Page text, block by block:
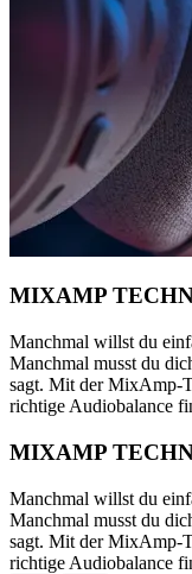
MIXAMP
Manchmal willst du
Manchmal musst du
sagt. Mit der MixAmp-
richtige Audiobalance
MIXAMP
Manchmal willst du
Manchmal musst du
sagt. Mit der MixAmp-
richtige Audiobalance